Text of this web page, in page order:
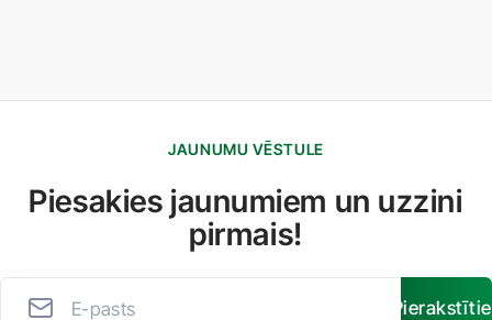
JAUNUMU VĒSTULE
Piesakies jaunumiem un uzzini
pirmais!